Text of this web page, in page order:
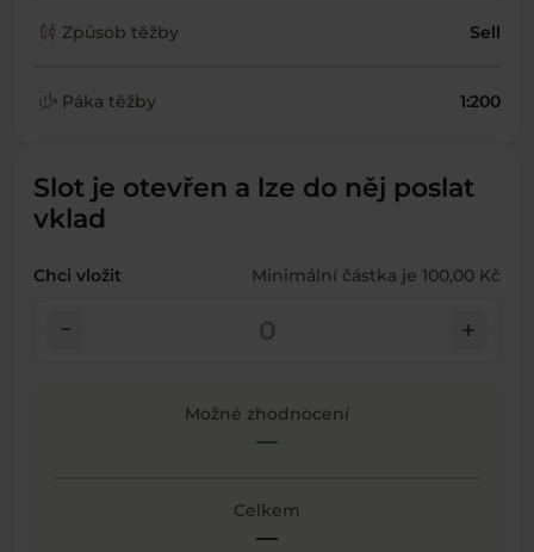
candlestick_chart Způsob těžby Sell
finance_mode Páka těžby 1:200
Slot je otevřen a lze do něj poslat
vklad
Chci vložit Minimální částka je 100,00 Kč
check_indeterminate_small add
Možné zhodnocení
—
Celkem
—